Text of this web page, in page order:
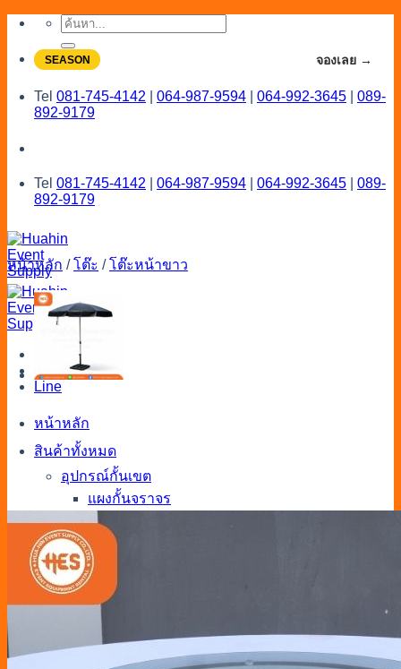
Skip
content
ค้นหา:
SEASON จองเลย →
Tel 081-745-4142 064-987-9594 064-992-3645
089-
892-9179
Tel 081-745-4142 064-987-9594 064-992-3645
089-
892-9179
Catalog
Line
หน้าหลัก
สินค้าทั้งหมด
อุปกรณ์กั้นเขต
แผงกั้นจราจร
รั้วคอนเสิร์ต
รั้วชั่วคราว
กรวยจราจร
เสากั้นทางเดิน
เต็นท์
เต็นท์โดม
หน้าหลัก / โต๊ะ / โต๊ะหน้าขาว